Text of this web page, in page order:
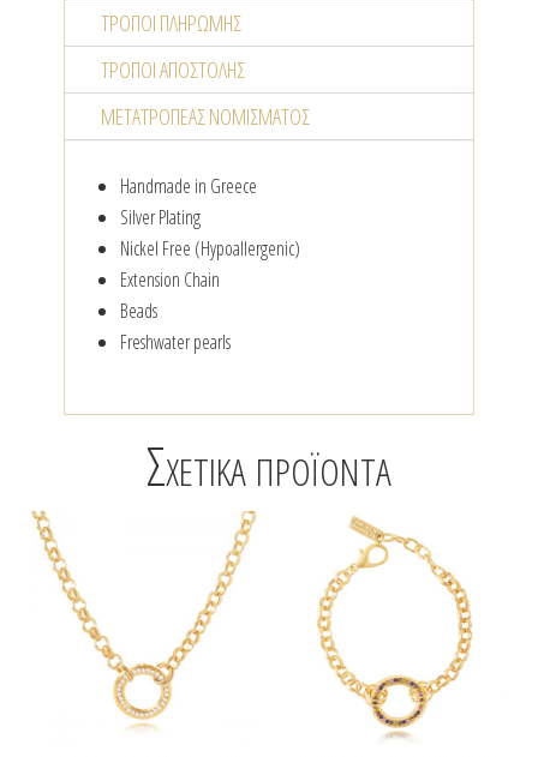
ΤΡΌΠΟΙ ΠΛΗΡΩΜΉΣ
ΤΡΌΠΟΙ ΑΠΟΣΤΟΛΉΣ
ΜΕΤΑΤΡΟΠΈΑΣ NΟΜΊΣΜΑΤΟΣ
Handmade in Greece
Silver Plating
Nickel Free (Hypoallergenic)
Extension Chain
Beads
Freshwater pearls
Σχετικά προϊόντα